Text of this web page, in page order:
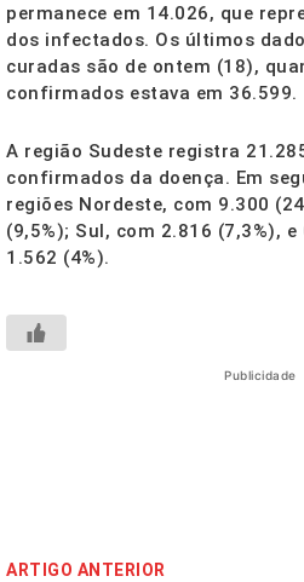
permanece em 14.026, que
dos infectados. Os últimos
curadas são de ontem (18),
confirmados estava em 36.599.
A região Sudeste registra
confirmados da doença. Em
regiões Nordeste, com 9.300
(9,5%); Sul, com 2.816 (7,3%),
1.562 (4%).
Publicidade
ARTIGO ANTERIOR